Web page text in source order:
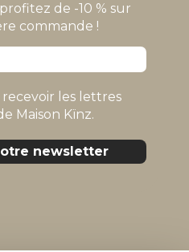
de -10 % sur
commande !
recevoir les lettres
Maison Kïnz.